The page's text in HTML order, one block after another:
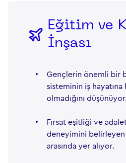
Eğitim ve
İnşası
‣
Gençlerin önemli bir
sisteminin iş hayatına
olmadığını düşünüyor.
‣
Fırsat eşitliği ve
deneyimini
arasında yer alıyor.